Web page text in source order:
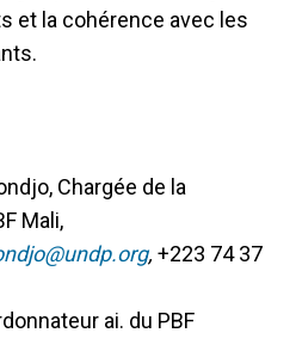
et la cohérence avec les
Chargée de la
Mali,
, +223 74 37
ai. du PBF